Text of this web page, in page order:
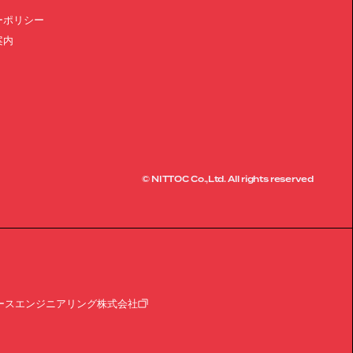
ポリシー
内
© NITTOC Co.,Ltd. All rights reserved
スエンジニアリング株式会社